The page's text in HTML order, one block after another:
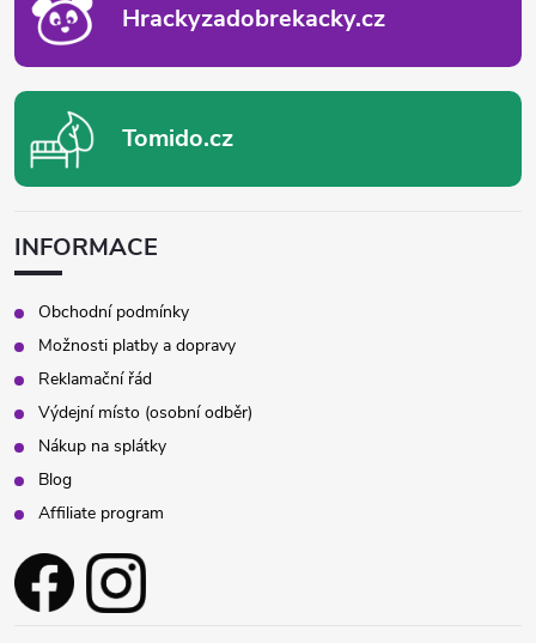
Hrackyzadobrekacky.cz
Tomido.cz
INFORMACE
Obchodní podmínky
Možnosti platby a dopravy
Reklamační řád
Výdejní místo (osobní odběr)
Nákup na splátky
Blog
Affiliate program